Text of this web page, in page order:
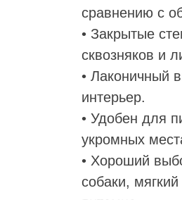
сравнению с
• Закрытые
сквозняков и
• Лаконичный
интерьер.
• Удобен для
укромных
• Хороший
собаки,